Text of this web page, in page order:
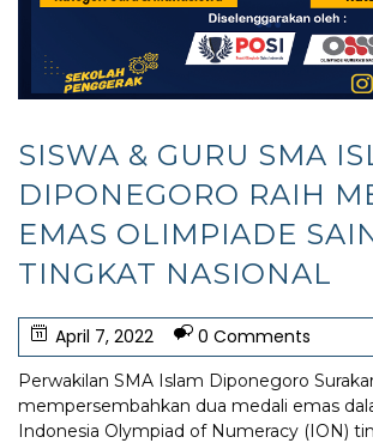
SISWA & GURU SMA
DIPONEGORO RAIH
EMAS OLIMPIADE
TINGKAT NASIONAL
April 7, 2022 0 Comments
Perwakilan SMA Islam Diponegoro
mempersembahkan dua medali emas
Indonesia Olympiad of Numeracy (ION)